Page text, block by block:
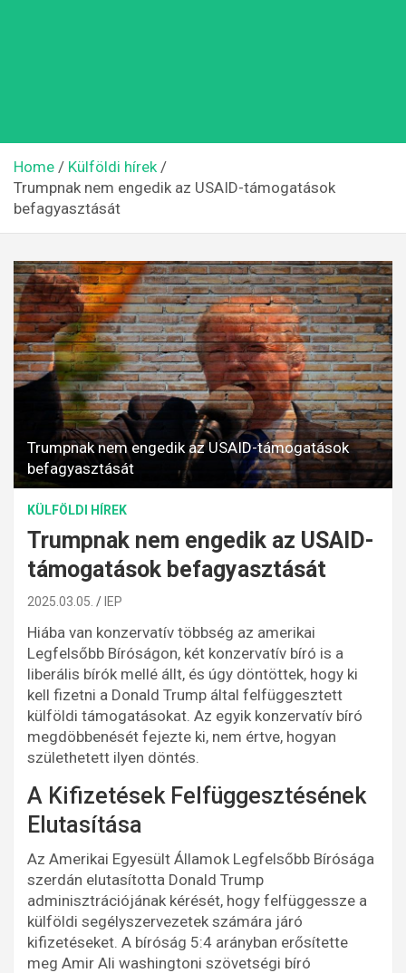
Home
Külföldi hírek
Trumpnak nem engedik az USAID-támogatások
befagyasztását
Trumpnak nem engedik az USAID-támogatások
befagyasztását
KÜLFÖLDI HÍREK
Trumpnak nem engedik az USAID-
támogatások befagyasztását
2025.03.05. IEP
Hiába van konzervatív többség az amerikai
Legfelsőbb Bíróságon, két konzervatív bíró is a
liberális bírók mellé állt, és úgy döntöttek, hogy ki
kell fizetni a Donald Trump által felfüggesztett
külföldi támogatásokat. Az egyik konzervatív bíró
megdöbbenését fejezte ki, nem értve, hogyan
születhetett ilyen döntés.
A Kifizetések Felfüggesztésének
Elutasítása
Az Amerikai Egyesült Államok Legfelsőbb Bírósága
szerdán elutasította Donald Trump
adminisztrációjának kérését, hogy felfüggessze a
külföldi segélyszervezetek számára járó
kifizetéseket. A bíróság 5:4 arányban erősítette
meg Amir Ali washingtoni szövetségi bíró